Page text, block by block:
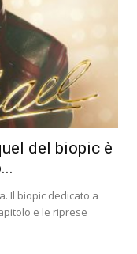
del biopic è
Il biopic dedicato a
e le riprese